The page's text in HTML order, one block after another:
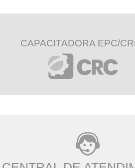
CAPACITADORA EPC/